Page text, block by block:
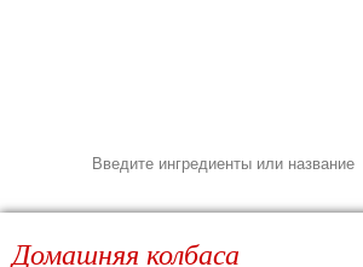
Домашняя колбаса